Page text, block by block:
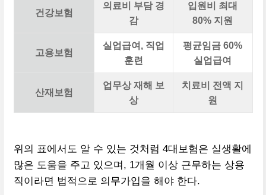
건강보험
의료비 부담 경
감
입원비 최대
80% 지원
고용보험
실업급여, 직업
훈련
평균임금 60%
실업급여
산재보험
업무상 재해 보
상
치료비 전액 지
원
위의 표에서도 알 수 있는 것처럼 4대보험은 실생활에
많은 도움을 주고 있으며, 1개월 이상 근무하는 상용
직이라면 법적으로 의무가입을 해야 한다.